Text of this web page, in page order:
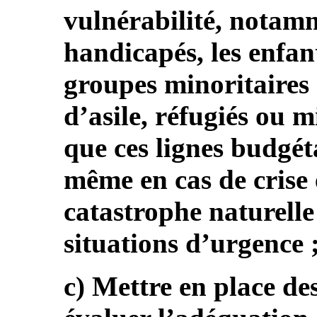
vulnérabilité,
handicapés, les
groupes minoritaires
d’asile, réfugiés ou
que ces lignes
même en cas de
catastrophe
situations d’urgence
c) Mettre en place